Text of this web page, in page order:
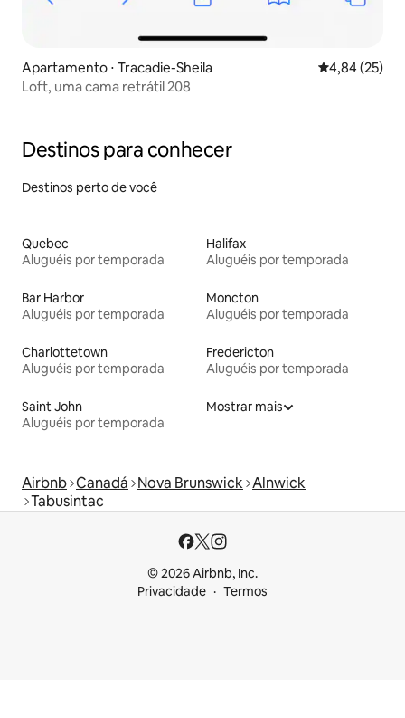
Apartamento ⋅ Tracadie-Sheila 4,84 de uma
4,84 (25)
Loft, uma cama retrátil 208
Destinos para conhecer
Destinos perto de você
Quebec
Aluguéis por temporada
Halifax
Aluguéis por temporada
Bar Harbor
Aluguéis por temporada
Moncton
Aluguéis por temporada
Charlottetown
Aluguéis por temporada
Fredericton
Aluguéis por temporada
Saint John
Aluguéis por temporada
Mostrar mais
Airbnb Canadá Nova Brunswick Alnwick
Tabusintac
© 2026 Airbnb, Inc.
Privacidade
Termos